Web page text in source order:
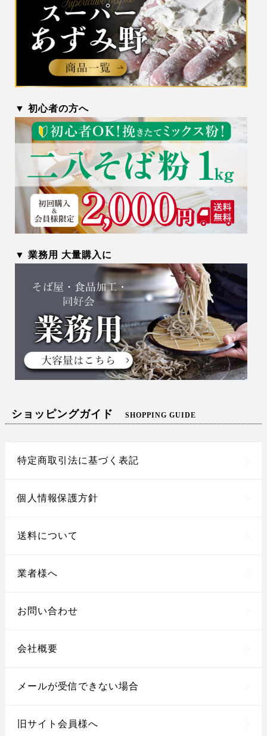
▼ 初心者の方へ
▼ 業務用 大量購入に
ショッピングガイド SHOPPING GUIDE
特定商取引法に基づく表記
個人情報保護方針
送料について
業者様へ
お問い合わせ
会社概要
メールが受信できない場合
旧サイト会員様へ